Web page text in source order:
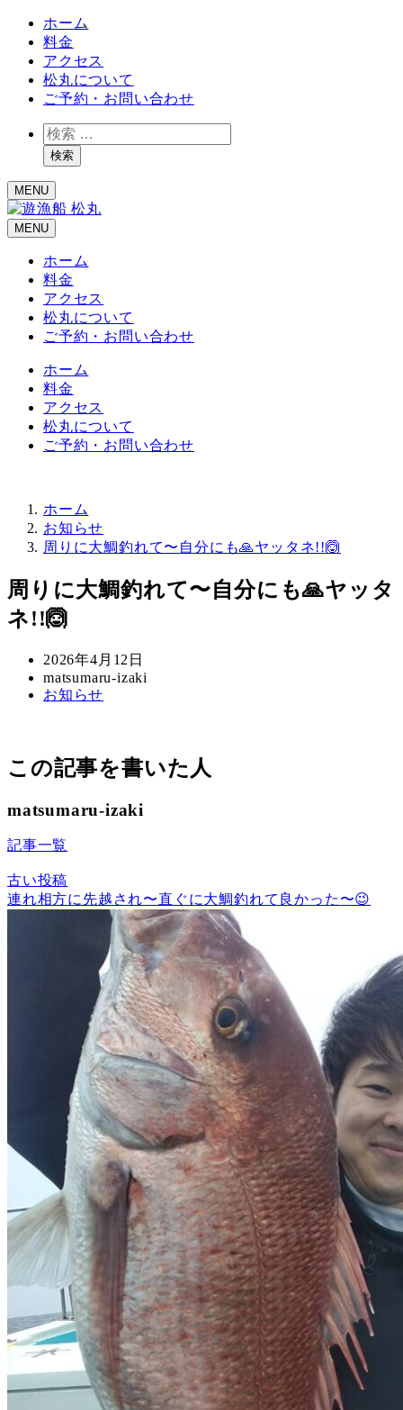
ホーム
料金
アクセス
松丸について
ご予約・お問い合わせ
検
索検索
MENU
MENU
ホーム
料金
アクセス
松丸について
ご予約・お問い合わせ
ホーム
料金
アクセス
松丸について
ご予約・お問い合わせ
ホーム
お知らせ
周りに大鯛釣れて〜自分にも🙏ヤッタネ!!🙆
周りに大鯛釣れて〜自分にも🙏ヤッタ
ネ!!🙆
投
稿
日
2026年4月12日
著
者
matsumaru-izaki
カ
ー
お知らせ
この記事を書いた人
matsumaru-izaki
記事一覧
古い投稿
連れ相方に先越され〜直ぐに大鯛釣れて良かった〜😉